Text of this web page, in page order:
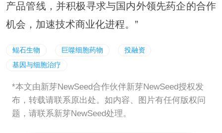
产品管线，并积极寻求与国内外领先药企的合作
机会，加速技术商业化进程。”
鲲石生物 巨噬细胞药物
投融资
基因与细胞治疗
*本文由新芽NewSeed合作伙伴新芽NewSeed授权发
布，转载请联系原出处。如内容、图片有任何版权问
题，请联系新芽NewSeed处理。